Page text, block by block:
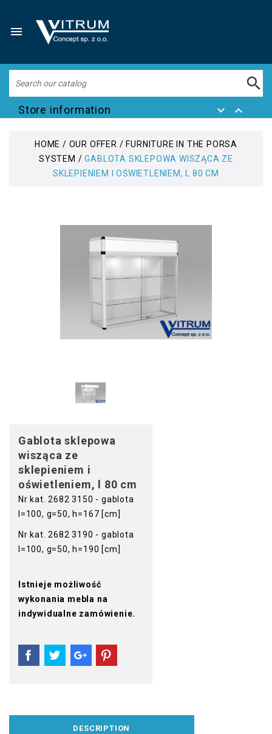


Store information  
HOME OUR OFFER
FURNITURE IN THE PORSA
SYSTEM
GABLOTA SKLEPOWA WISZĄCA ZE
SKLEPIENIEM I OŚWIETLENIEM, L 80 CM
Gablota sklepowa
wisząca ze
sklepieniem i
oświetleniem, l 80 cm
Nr kat. 2682 3150 - gablota
l=100, g=50, h=167 [cm]
Nr kat. 2682 3190 - gablota
l=100, g=50, h=190 [cm]
Istnieje możliwość
wykonania mebla na
indywidualne zamówienie.
DESCRIPTION